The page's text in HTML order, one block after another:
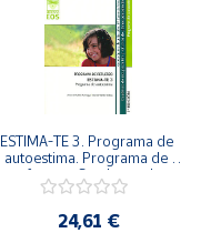
ESTIMA-TE 3. Programa de
autoestima. Programa de
refuerzo. Cuaderno de
recuperación y refuerzo de
24,61 €